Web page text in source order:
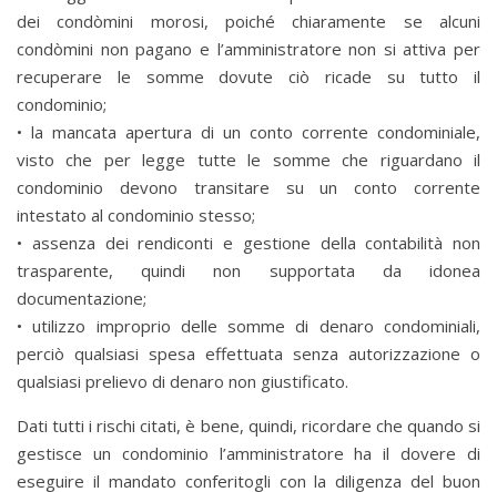
dei condòmini morosi, poiché chiaramente se alcuni
condòmini non pagano e l’amministratore non si attiva per
recuperare le somme dovute ciò ricade su tutto il
condominio;
• la mancata apertura di un conto corrente condominiale,
visto che per legge tutte le somme che riguardano il
condominio devono transitare su un conto corrente
intestato al condominio stesso;
• assenza dei rendiconti e gestione della contabilità non
trasparente, quindi non supportata da idonea
documentazione;
• utilizzo improprio delle somme di denaro condominiali,
perciò qualsiasi spesa effettuata senza autorizzazione o
qualsiasi prelievo di denaro non giustificato.
Dati tutti i rischi citati, è bene, quindi, ricordare che quando si
gestisce un condominio l’amministratore ha il dovere di
eseguire il mandato conferitogli con la diligenza del buon